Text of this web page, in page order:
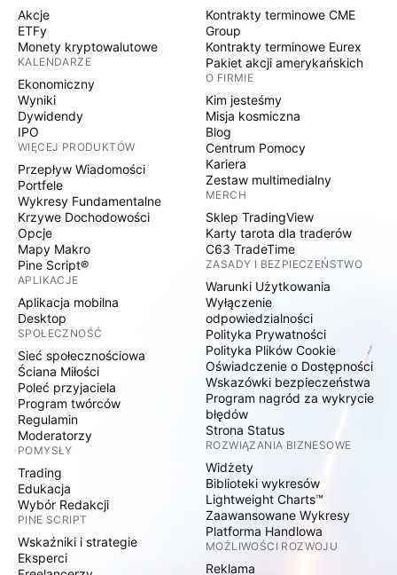
Akcje
ETFy
Monety kryptowalutowe
KALENDARZE
Ekonomiczny
Wyniki
Dywidendy
IPO
WIĘCEJ PRODUKTÓW
Przepływ Wiadomości
Portfele
Wykresy Fundamentalne
Krzywe Dochodowości
Opcje
Mapy Makro
Pine Script®
APLIKACJE
Aplikacja mobilna
Desktop
SPOŁECZNOŚĆ
Sieć społecznościowa
Ściana Miłości
Poleć przyjaciela
Program twórców
Regulamin
Moderatorzy
POMYSŁY
Trading
Edukacja
Wybór Redakcji
PINE SCRIPT
Wskaźniki i strategie
Eksperci
Kontrakty terminowe CME
Group
Kontrakty terminowe Eurex
Pakiet akcji amerykańskich
O FIRMIE
Kim jesteśmy
Misja kosmiczna
Blog
Centrum Pomocy
Kariera
Zestaw multimedialny
MERCH
Sklep TradingView
Karty tarota dla traderów
C63 TradeTime
ZASADY I BEZPIECZEŃSTWO
Warunki Użytkowania
Wyłączenie
odpowiedzialności
Polityka Prywatności
Polityka Plików Cookie
Oświadczenie o Dostępności
Wskazówki bezpieczeństwa
Program nagród za wykrycie
błędów
Strona Status
ROZWIĄZANIA BIZNESOWE
Widżety
Biblioteki wykresów
Lightweight Charts™
Zaawansowane Wykresy
Platforma Handlowa
MOŻLIWOŚCI ROZWOJU
Reklama